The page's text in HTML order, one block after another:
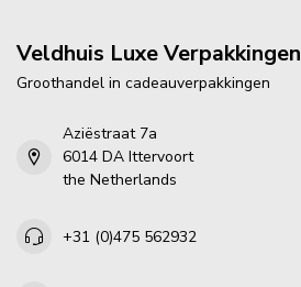
Veldhuis Luxe Verpakkingen
Groothandel in cadeauverpakkingen
Aziëstraat 7a
6014 DA Ittervoort
the Netherlands
+31 (0)475 562932